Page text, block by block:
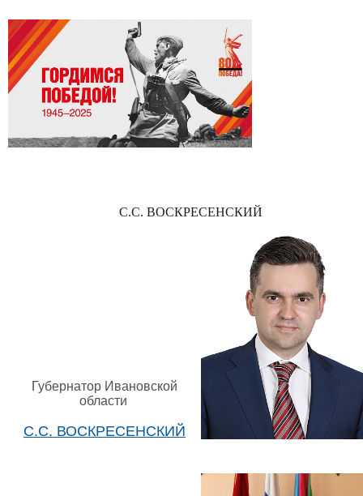
С.С. ВОСКРЕСЕНСКИЙ
Губернатор Ивановской
области
С.С. ВОСКРЕСЕНСКИЙ